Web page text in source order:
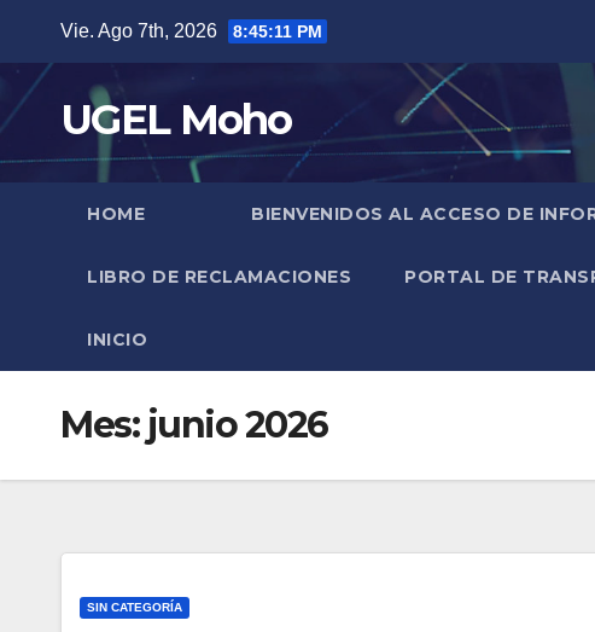
content
Vie. Ago 7th, 2026 8:45:12 PM
UGEL Moho
HOME BIENVENIDOS AL ACCESO DE
LIBRO DE RECLAMACIONES PORTAL DE
INICIO
Mes: junio 2026
SIN CATEGORÍA